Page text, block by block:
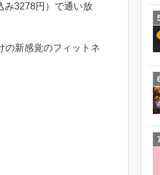
み3278円）で通い放
の新感覚のフィットネ